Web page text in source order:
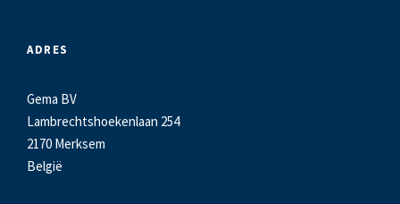
ADRES
Gema BV
Lambrechtshoekenlaan 254
2170 Merksem
België